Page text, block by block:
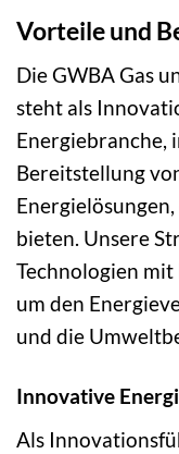
Vorteile und
Die GWBA Gas
steht als
Energiebranche,
Bereitstellung
bieten. Unsere
Technologien mit
um den
und die
Innovative
Als